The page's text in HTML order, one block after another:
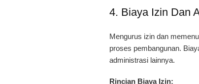
4. Biaya Izin Dan
Mengurus izin dan
proses pembangunan.
administrasi lainnya.
Rincian Biaya Izin: